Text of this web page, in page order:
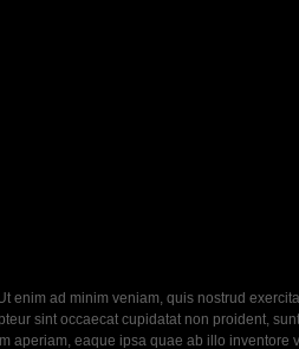
enim ad minim veniam, quis nostrud
sint occaecat cupidatat non proident,
aperiam, eaque ipsa quae ab illo inventore